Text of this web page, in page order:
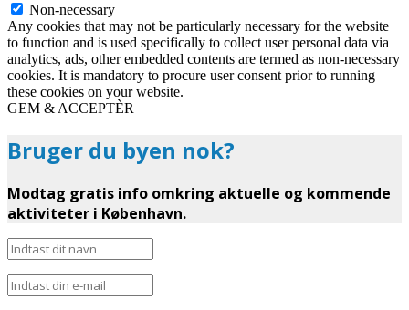
Non-necessary
Any cookies that may not be particularly necessary for the website
to function and is used specifically to collect user personal data via
analytics, ads, other embedded contents are termed as non-necessary
cookies. It is mandatory to procure user consent prior to running
these cookies on your website.
GEM & ACCEPTÈR
Bruger du byen nok?
Modtag gratis info omkring aktuelle og kommende
aktiviteter i København.